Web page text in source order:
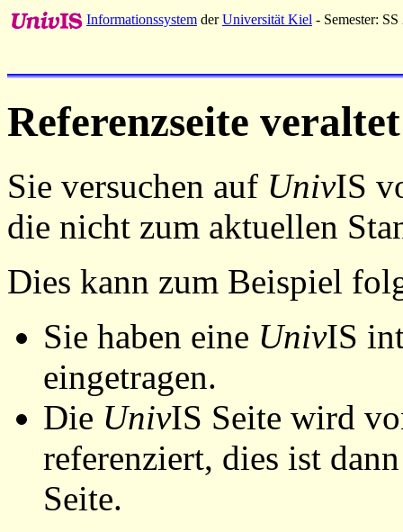
Informationssystem derUniversität Kiel - Semester: SS
Referenzseite veraltet
Sie versuchen auf UnivIS
die nicht zum aktuellen
Dies kann zum Beispiel
Sie haben eine UnivIS
eingetragen.
Die UnivIS Seite wird
referenziert, dies ist
Seite.